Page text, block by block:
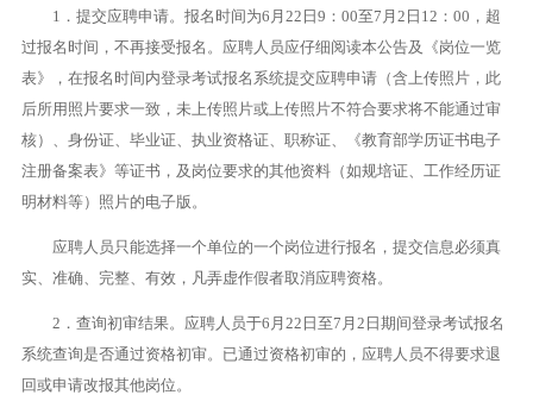
1．提交应聘申请。报名时间为6月22日9：00至7月2日12：00，超
过报名时间，不再接受报名。应聘人员应仔细阅读本公告及《岗位一览
表》，在报名时间内登录考试报名系统提交应聘申请（含上传照片，此
后所用照片要求一致，未上传照片或上传照片不符合要求将不能通过审
核）、身份证、毕业证、执业资格证、职称证、《教育部学历证书电子
注册备案表》等证书，及岗位要求的其他资料（如规培证、工作经历证
明材料等）照片的电子版。
应聘人员只能选择一个单位的一个岗位进行报名，提交信息必须真
实、准确、完整、有效，凡弄虚作假者取消应聘资格。
2．查询初审结果。应聘人员于6月22日至7月2日期间登录考试报名
系统查询是否通过资格初审。已通过资格初审的，应聘人员不得要求退
回或申请改报其他岗位。